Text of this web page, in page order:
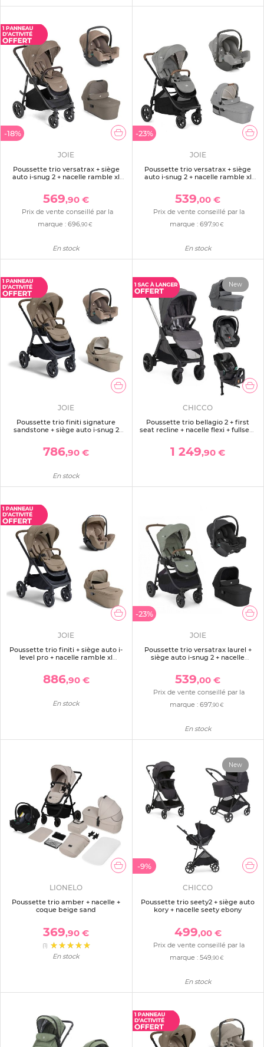
-18%
JOIE
Poussette trio versatrax + siège
auto i-snug 2 + nacelle ramble xl
569,90 €
Prix de vente conseillé par la
marque : 696,90 €
En stock
-23%
JOIE
Poussette trio versatrax + siège
auto i-snug 2 + nacelle ramble xl
539,00 €
Prix de vente conseillé par la
marque : 697,90 €
En stock
JOIE
Poussette trio finiti signature
sandstone + siège auto i-snug 2
786,90 €
En stock
New
CHICCO
Poussette trio bellagio 2 + first
seat recline + nacelle flexi + fullseat
1 249,90 €
JOIE
Poussette trio finiti + siège auto i-
level pro + nacelle ramble xl
886,90 €
En stock
-23%
JOIE
Poussette trio versatrax laurel +
siège auto i-snug 2 + nacelle
539,00 €
Prix de vente conseillé par la
marque : 697,90 €
En stock
LIONELO
Poussette trio amber + nacelle +
coque beige sand
369,90 €
(1)
En stock
-9%
New
CHICCO
Poussette trio seety2 + siège auto
kory + nacelle seety ebony
499,00 €
Prix de vente conseillé par la
marque : 549 ,90 €
En stock